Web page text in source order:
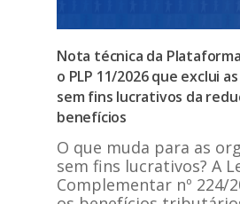
Nota técnica da
o PLP 11/2026 que exclui
sem fins lucrativos da
benefícios
O que muda para as
sem fins lucrativos? A
Complementar nº 224/